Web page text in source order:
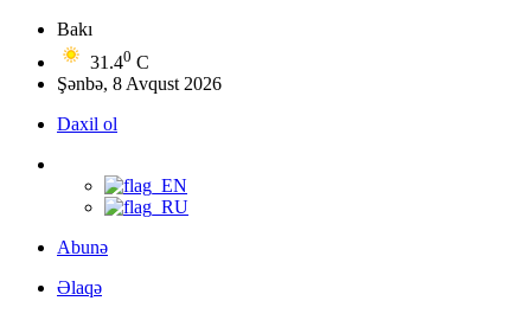
Bakı
31.40 C
Şənbə, 8 Avqust 2026
Daxil ol
Abunə
Əlaqə